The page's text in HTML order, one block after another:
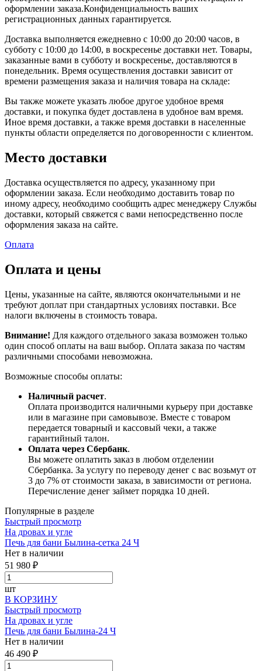
оформлении заказа.Конфиденциальность ваших
регистрационных данных гарантируется.
Доставка выполняется ежедневно с 10:00 до 20:00 часов, в
субботу с 10:00 до 14:00, в воскресенье доставки нет. Товары,
заказанные вами в субботу и воскресенье, доставляются в
понедельник. Время осуществления доставки зависит от
времени размещения заказа и наличия товара на складе:
Вы также можете указать любое другое удобное время
доставки, и покупка будет доставлена в удобное вам время.
Иное время доставки, а также время доставки в населенные
пункты области определяется по договоренности с клиентом.
Место доставки
Доставка осуществляется по адресу, указанному при
оформлении заказа. Если необходимо доставить товар по
иному адресу, необходимо сообщить адрес менеджеру Службы
доставки, который свяжется с вами непосредственно после
оформления заказа на сайте.
Оплата
Оплата и цены
Цены, указанные на сайте, являются окончательными и не
требуют доплат при стандартных условиях поставки. Все
налоги включены в стоимость товара.
Внимание! Для каждого отдельного заказа возможен только
один способ оплаты на ваш выбор. Оплата заказа по частям
различными способами невозможна.
Возможные способы оплаты:
Наличный расчет.
Оплата производится наличными курьеру при доставке
или в магазине при самовывозе. Вместе с товаром
передается товарный и кассовый чеки, а также
гарантийный талон.
Оплата через Сбербанк.
Вы можете оплатить заказ в любом отделении
Сбербанка. За услугу по переводу денег с вас возьмут от
3 до 7% от стоимости заказа, в зависимости от региона.
Перечисление денег займет порядка 10 дней.
Популярные в разделе
Быстрый просмотр
На дровах и угле
Печь для бани Былина-сетка 24 Ч
Нет в наличии
51 980 ₽
шт
В КОРЗИНУ
Быстрый просмотр
На дровах и угле
Печь для бани Былина-24 Ч
Нет в наличии
46 490 ₽